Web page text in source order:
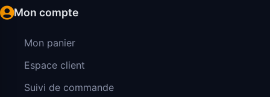
Mon compte
Mon panier
Espace client
Suivi de commande